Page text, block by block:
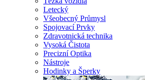
Letecký
Všeobecný Průmysl
Spojovací Prvky
Zdravotnická technika
Vysoká Čistota
Precizní Optika
Nástroje
Hodinky a Šperky